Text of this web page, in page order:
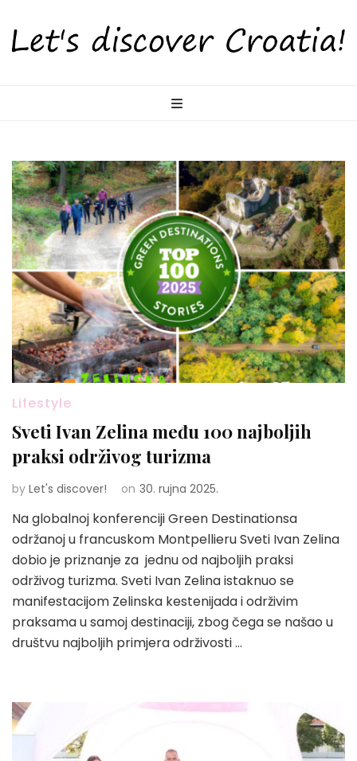
Lifestyle
Sveti Ivan Zelina među 100 najboljih
praksi održivog turizma
by Let's discover! on 30. rujna 2025.
Na globalnoj konferenciji Green Destinationsa
održanoj u francuskom Montpellieru Sveti Ivan Zelina
dobio je priznanje za jednu od najboljih praksi
održivog turizma. Sveti Ivan Zelina istaknuo se
manifestacijom Zelinska kestenijada i održivim
praksama u samoj destinaciji, zbog čega se našao u
društvu najboljih primjera održivosti …